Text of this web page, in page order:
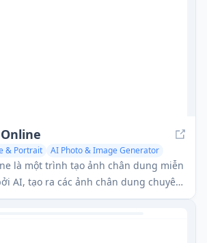
& Portrait
AI Photo & Image Generator
là một trình tạo ảnh chân dung miễn
AI, tạo ra các ảnh chân dung chuyên
từ ảnh người dùng hoặc mô tả văn
cách khác nhau.